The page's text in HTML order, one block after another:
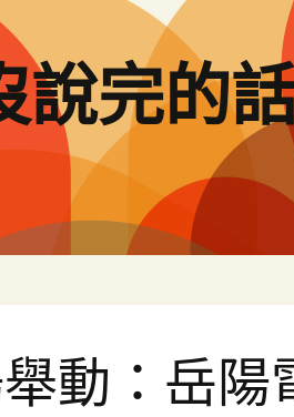
說完的
動：岳陽